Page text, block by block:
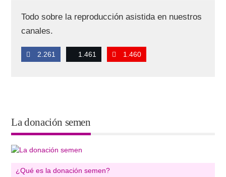
Todo sobre la reproducción asistida en nuestros
canales.
2.261 1.461 1.460
La donación semen
¿Qué es la donación semen?